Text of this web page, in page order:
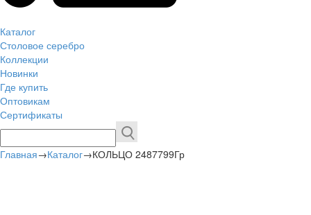
Каталог
Столовое серебро
Коллекции
Новинки
Где купить
Оптовикам
Сертификаты
Главная→Каталог→КОЛЬЦО 2487799Гр